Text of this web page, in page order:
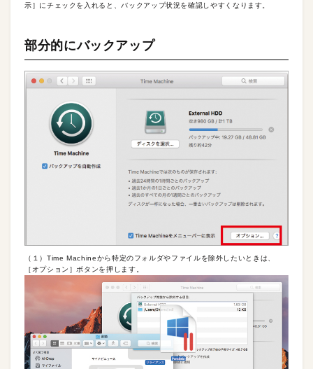
示］にチェックを入れると、バックアップ状況を確認しやすくなります。
部分的にバックアップ
（１）Time Machineから特定のフォルダやファイルを除外したいときは、
［オプション］ボタンを押します。